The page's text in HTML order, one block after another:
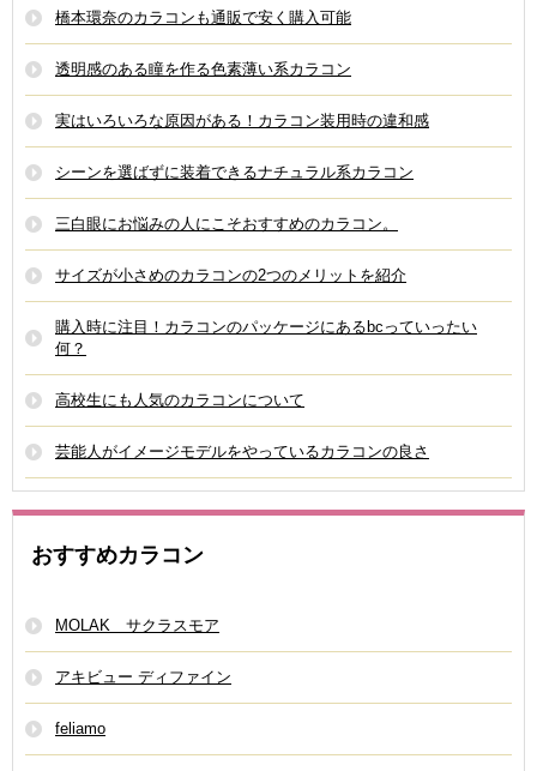
橋本環奈のカラコンも通販で安く購入可能
透明感のある瞳を作る色素薄い系カラコン
実はいろいろな原因がある！カラコン装用時の違和感
シーンを選ばずに装着できるナチュラル系カラコン
三白眼にお悩みの人にこそおすすめのカラコン。
サイズが小さめのカラコンの2つのメリットを紹介
購入時に注目！カラコンのパッケージにあるbcっていったい
何？
高校生にも人気のカラコンについて
芸能人がイメージモデルをやっているカラコンの良さ
おすすめカラコン
MOLAK サクラスモア
アキビュー ディファイン
feliamo